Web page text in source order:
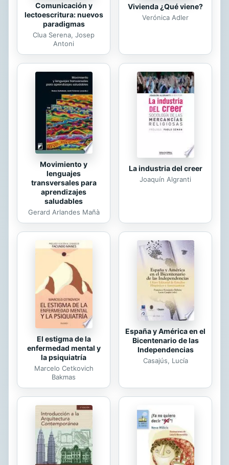
Comunicación y
lectoescritura: nuevos
paradigmas
Clua Serena, Josep
Antoni
Vivienda ¿Qué viene?
Verónica Adler
Movimiento y
lenguajes
transversales para
aprendizajes
saludables
Gerard Arlandes Mañà
La industria del creer
Joaquín Algranti
El estigma de la
enfermedad mental y
la psiquiatría
Marcelo Cetkovich
Bakmas
España y América en el
Bicentenario de las
Independencias
Casajús, Lucía